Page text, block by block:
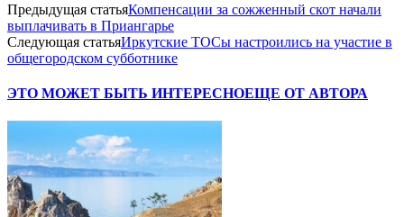
Предыдущая статьяКомпенсации за сожженный скот начали
выплачивать в Приангарье
Следующая статьяИркутские ТОСы настроились на участие в
общегородском субботнике
ЭТО МОЖЕТ БЫТЬ ИНТЕРЕСНОЕЩЕ ОТ АВТОРА